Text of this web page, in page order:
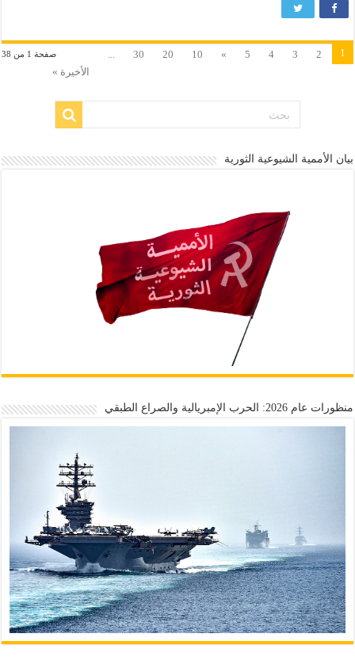
صفحة 1 من 38 1
2
3
4
5
»
10
20
30
...
الأخيرة »
بيان الأممية الشيوعية الثورية
منظورات عام 2026: الحرب الإمبريالية والصراع الطبقي